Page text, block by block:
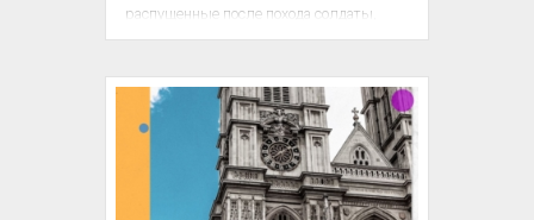
распущенные после похода солдаты,
безрассудные притязания какой-либо из
недовольство, сплачивает и объединяет
народ на общее дело.
Что касается средств против мятежей,
то существуют кое-какие общие меры
предохранения, на которые мы и